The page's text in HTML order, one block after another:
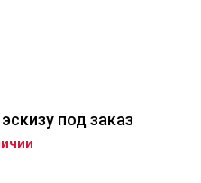
под заказ